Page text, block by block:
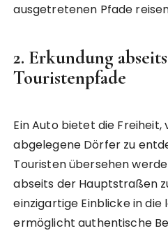
ausgetretenen Pfade
2. Erkundung
Touristenpfade
Ein Auto bietet die
abgelegene Dörfer zu
Touristen übersehen
abseits der Hauptstraßen
einzigartige Einblicke in die
ermöglicht authentische